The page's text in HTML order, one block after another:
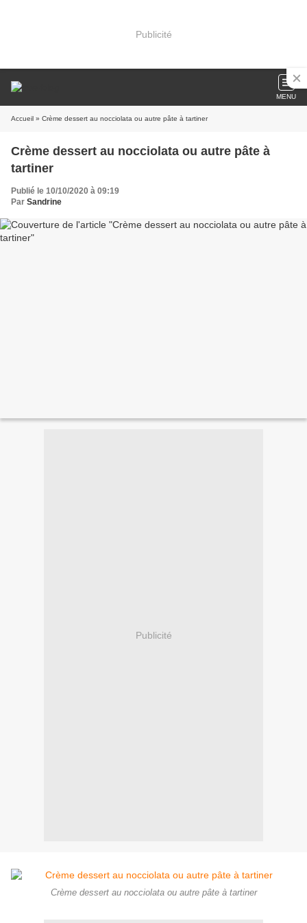
Publicité
MENU
Accueil » Crème dessert au nocciolata ou autre pâte à tartiner
Crème dessert au nocciolata ou autre pâte à
tartiner
Publié le 10/10/2020 à 09:19
Par Sandrine
Publicité
Crème dessert au nocciolata ou autre pâte à tartiner